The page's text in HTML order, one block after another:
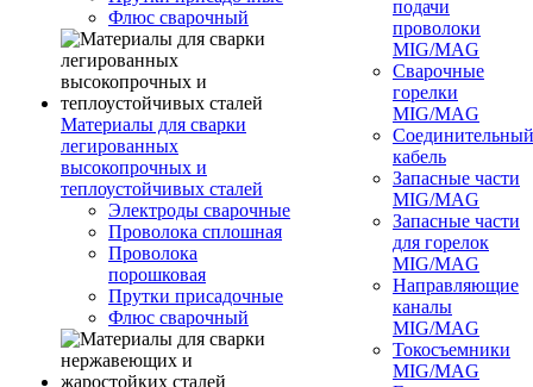
Флюс сварочный
Материалы для сварки
легированных
высокопрочных и
теплоустойчивых сталей
Электроды сварочные
Проволока сплошная
Проволока
порошковая
Прутки присадочные
Флюс сварочный
подачи
проволоки
MIG/MAG
Сварочные
горелки
MIG/MAG
Соединительный
кабель
Запасные части
MIG/MAG
Запасные части
для горелок
MIG/MAG
Направляющие
каналы
MIG/MAG
Токосъемники
MIG/MAG